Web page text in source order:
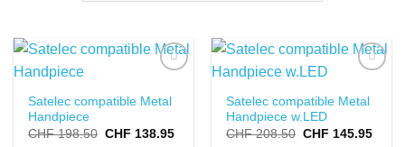
LISTE DE
Satelec compatible Metal
Handpiece
CHF198.50 CHF 138.95
LISTE DE
SOUHAITS
Satelec compatible Metal
Handpiece w.LED
CHF208.50 CHF 145.95